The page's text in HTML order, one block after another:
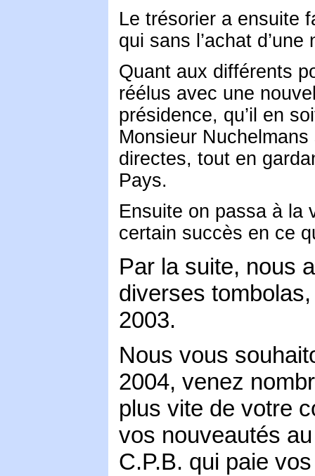
Le trésorier a ensuite
qui sans l’achat
Quant aux différents
réélus avec une
présidence, qu’il en
Monsieur
directes, tout en
Pays.
Ensuite on passa à la
certain succès en ce
Par la suite, nous
diverses
2003.
Nous vous
2004, venez
plus vite de votre
vos nouveautés
C.P.B. qui paie